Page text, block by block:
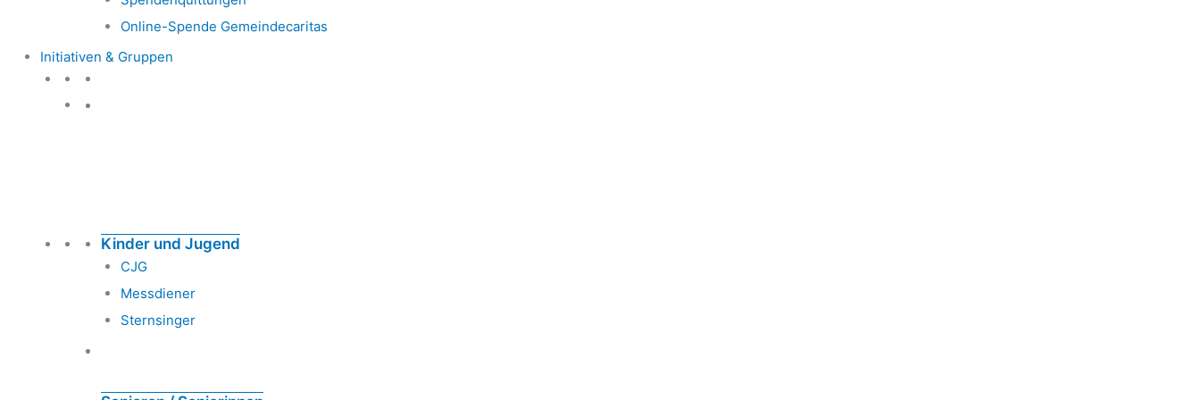
Online-Spende Gemeindecaritas
Initiativen & Gruppen
Kinder und Jugend
CJG
Messdiener
Sternsinger